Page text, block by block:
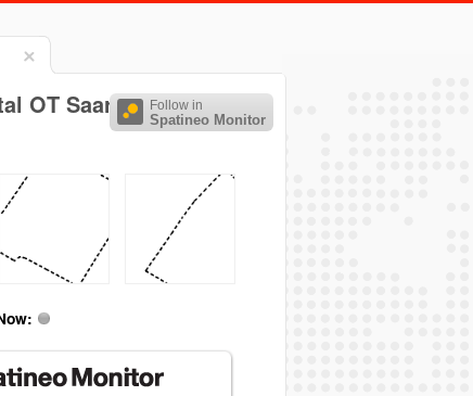
Follow in
Spatineo Monitor
OT Saarmund